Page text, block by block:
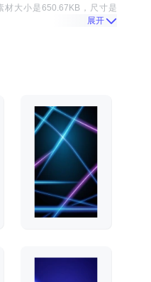
材大小是650.67KB ，尺寸是
展开